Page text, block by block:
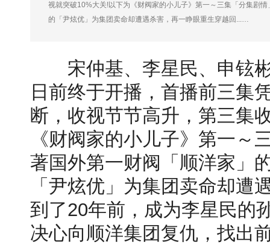
视就突破10%大关!以下为《财阀家的小儿子》第一～三集「分集剧
的「尹炫优」为集团卖命却遭遇杀害，再一睁眼重生穿越回...…
宋仲基、李星民、申铉彬
日前终于开播，首播前三集
断，收视节节高升，第三集
《财阀家的小儿子》第一～
著国外第一财阀「顺洋家」
「尹炫优」为集团卖命却遭
到了20年前，成为李星民的
决心向顺洋集团复仇，找出